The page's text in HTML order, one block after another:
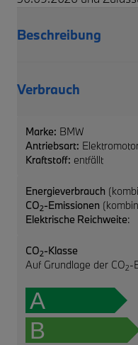
Beschreibung
Verbrauch
Marke: BMW
Antriebsart:
Kraftstoff: entfällt
Energieverbrauch
CO2-Emissionen
Elektrische Reichweite:
CO2-Klasse
Auf Grundlage der CO2-
A
B